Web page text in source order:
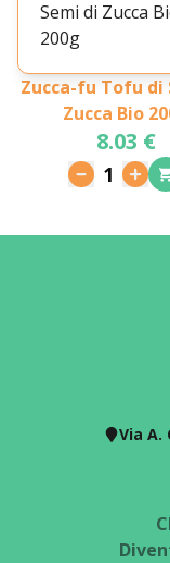
Zucca-fu Tofu di
Zucca Bio
8.03 €
1
Via A.